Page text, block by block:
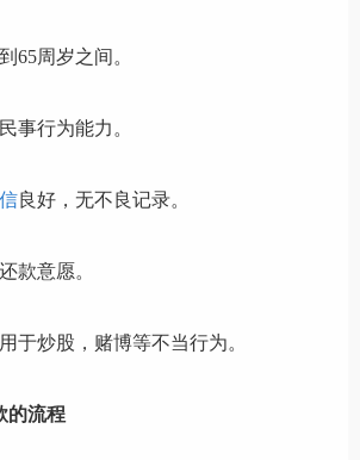
65周岁之间。
事行为能力。
良好，无不良记录。
款意愿。
于炒股，赌博等不当行为。
的流程